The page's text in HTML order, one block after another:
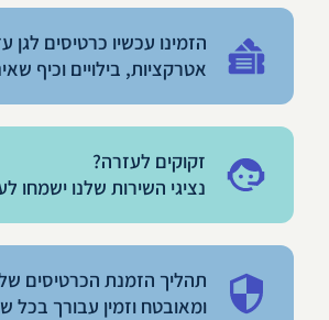
הזמינו עכשיו כרטיסים לגן
אטרקציות, בילויים וכיף
זקוקים לעזרה?
נציגי השירות שלנו ישמחו
תהליך הזמנת הכרטיסים
ומאובטח וזמין עבורך בכל